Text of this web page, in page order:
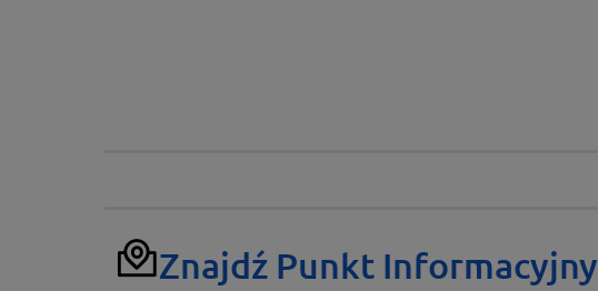
Znajdź Punkt Informacyjny